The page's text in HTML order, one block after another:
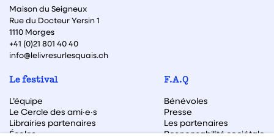
Maison du Seigneux
Rue du Docteur Yersin 1
1110 Morges
+41 (0)21 801 40 40
info@lelivresurlesquais.ch
Le festival
L’équipe
Le Cercle des ami·e·s
Librairies partenaires
Écoles
F.A.Q
Bénévoles
Presse
Les partenaires
Responsabilité sociétale